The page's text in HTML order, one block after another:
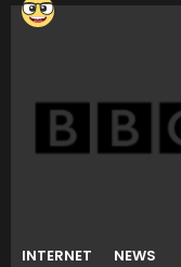
INTERNET NEWS